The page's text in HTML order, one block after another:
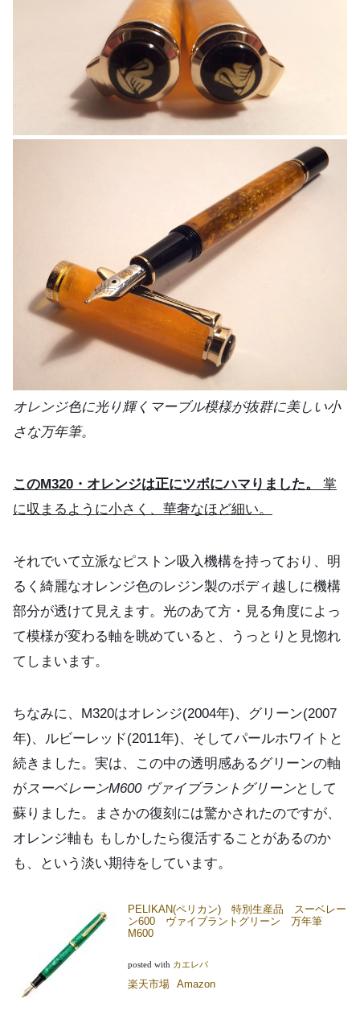
オレンジ色に光り輝くマーブル模様が抜群に美しい小
さな万年筆。
このM320・オレンジは正にツボにハマりました。
掌
に収まるように小さく、華奢なほど細い。
それでいて立派なピストン吸入機構を持っており、明
るく綺麗なオレンジ色のレジン製のボディ越しに機構
部分が透けて見えます。光のあて方・見る角度によっ
て模様が変わる軸を眺めていると、うっとりと見惚れ
てしまいます。
ちなみに、M320はオレンジ(2004年)、グリーン(2007
年)、ルビーレッド(2011年)、そしてパールホワイトと
続きました。実は、この中の透明感あるグリーンの軸
がスーベレーンM600 ヴァイブラントグリーンとして
蘇りました。まさかの復刻には驚かされたのですが、
オレンジ軸も もしかしたら復活することがあるのか
も、という淡い期待をしています。
PELIKAN(ペリカン) 特別生産品 スーベレー
ン600 ヴァイブラントグリーン 万年筆
M600
posted with カエレバ
楽天市場 Amazon